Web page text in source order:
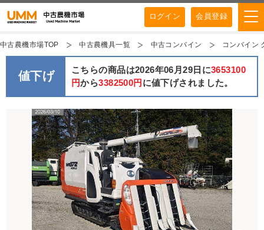
ログイン 会員登録
中古農機市場TOP 中古農機具一覧 中古コンバイン コンバイン
値下げ こちらの商品は2026年06月29日に3653100
円から3382500円 に値下げされました。